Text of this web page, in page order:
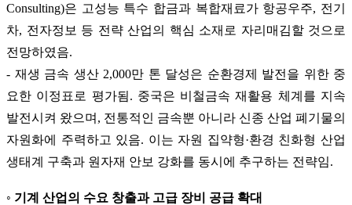
Consulting)은 고성능 특수 합금과 복합재료가 항공우주, 전기
차, 전자정보 등 전략 산업의 핵심 소재로 자리매김할 것으로
전망하였음.
- 재생 금속 생산 2,000만 톤 달성은 순환경제 발전을 위한 중
요한 이정표로 평가됨. 중국은 비철금속 재활용 체계를 지속
발전시켜 왔으며, 전통적인 금속뿐 아니라 신종 산업 폐기물의
자원화에 주력하고 있음. 이는 자원 집약형·환경 친화형 산업
생태계 구축과 원자재 안보 강화를 동시에 추구하는 전략임.
◦ 기계 산업의 수요 창출과 고급 장비 공급 확대